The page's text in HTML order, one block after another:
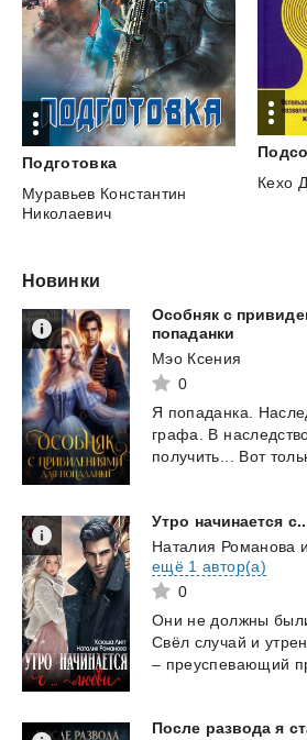
Подготовка
Муравьев Константин
Николаевич
Кехо
Новинки
Особняк с
попаданки
Мэо Ксения
0
Я попаданка.
графа. В
получить... Вот
Утро начинается
Наталия Романова и
ещё 1 автор(а)
0
Они не должны
Свёл случай и
– преуспевающий
После развода я